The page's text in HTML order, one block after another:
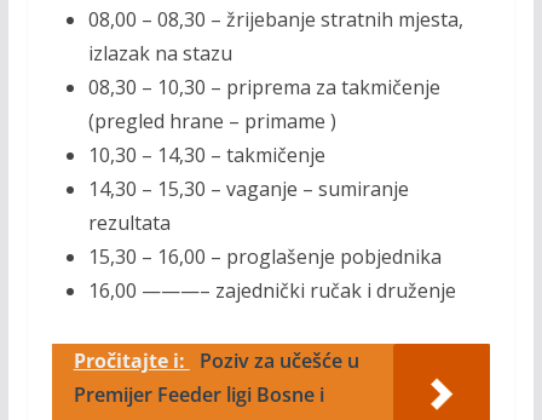
08,00 – 08,30 – žrijebanje stratnih mjesta,
izlazak na stazu
08,30 – 10,30 – priprema za takmičenje
(pregled hrane – primame )
10,30 – 14,30 – takmičenje
14,30 – 15,30 – vaganje – sumiranje
rezultata
15,30 – 16,00 – proglašenje pobjednika
16,00 ———– zajednički ručak i druženje
Pročitajte i:
Poziv za učešće u
Premijer Feeder ligi Bosne i